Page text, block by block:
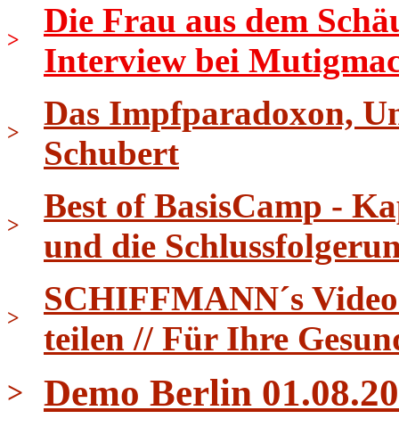
>
Die Frau aus dem
Interview bei
>
Das Impfparadoxon,
Schubert
>
Best of BasisCamp -
und die
>
SCHIFFMANN´s
teilen // Für Ihre
> Demo Berlin